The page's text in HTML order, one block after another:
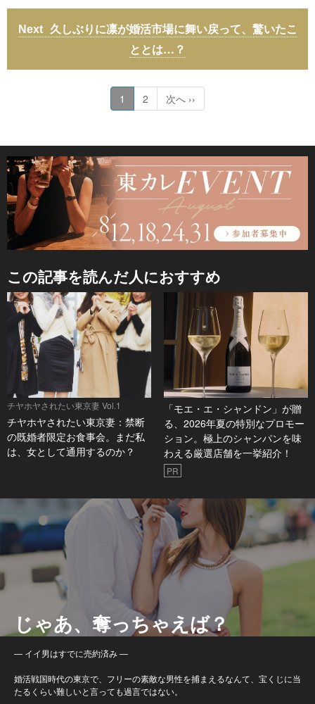
久しぶりに凛が婚活市場に舞い戻って、驚いたこ
ととは…？
1 2 次へ ››
この記事を読んだ人におすすめ
チヤホヤされたい東京妻 Vol.1
チヤホヤされたい東京妻：禁断
の既婚者限定お食事会。まだ私
は、女として通用するのか？
「モエ・エ・シャンドン」が贈
る、2026年夏の特別なプロモー
ション。極上のシャンパンを味
わえる厳選店舗を一挙紹介！
PR
じゃあ、奪っちゃえば？
― イイ男はすでに売約済み ―
婚活戦国時代の東京で、フリーの素敵な男性を捕まえるなんて、宝くじに当
たるくらい難しいと言っても過言ではない。